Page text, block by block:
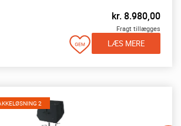
kr.8.980,00
Fragt tillægges
LÆS MERE
2